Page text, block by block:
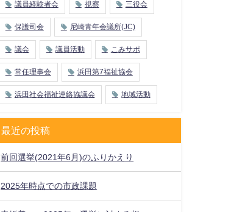
議員経験者会 視察 三役会
保護司会 尼崎青年会議所(JC)
議会 議員活動 こみサポ
常任理事会 浜田第7福祉協会
浜田社会福祉連絡協議会 地域活動
最近の投稿
前回選挙(2021年6月)のふりかえり
2025年時点での市政課題